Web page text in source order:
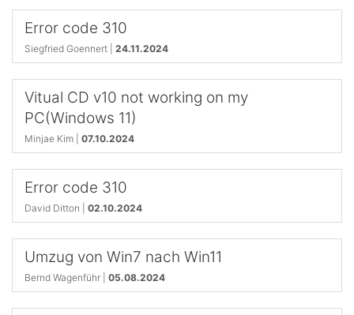
Error code 310
Siegfried Goennert | 24.11.2024
Vitual CD v10 not working on my
PC(Windows 11)
Minjae Kim | 07.10.2024
Error code 310
David Ditton | 02.10.2024
Umzug von Win7 nach Win11
Bernd Wagenführ | 05.08.2024